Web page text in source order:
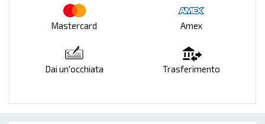
Mastercard Amex
Dai un'occhiata Trasferimento